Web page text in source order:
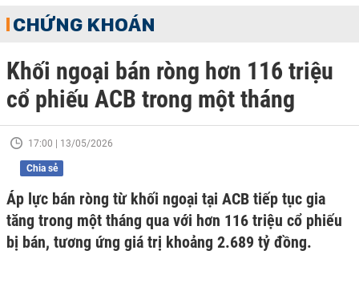
CHỨNG KHOÁN
Khối ngoại bán ròng hơn 116 triệu
cổ phiếu ACB trong một tháng
17:00 | 13/05/2026
Chia sẻ
Áp lực bán ròng từ khối ngoại tại ACB tiếp tục gia
tăng trong một tháng qua với hơn 116 triệu cổ phiếu
bị bán, tương ứng giá trị khoảng 2.689 tỷ đồng.